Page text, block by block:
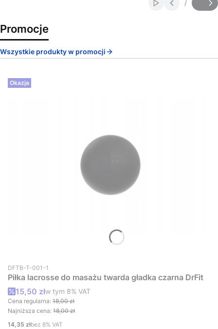
Włącz
Slajd
/
z
Promocje
Wszystkie produkty w promocji
Okazja
Kod produktu
DFTB-T-001-1
Piłka lacrosse do masażu twarda gładka czarna DrFit
Cena promocyjna brutto
15,50 złw tym %s VAT
w tym 8% VAT
Cena regularna: 18,00 zł
Najniższa cena: 18,00 zł
Cena netto
14,35 złbez 8% VAT